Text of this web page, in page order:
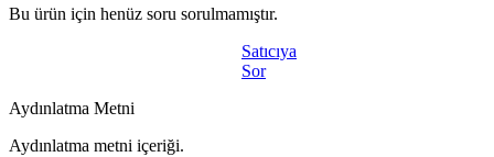
Bu ürün için henüz soru sorulmamıştır.
Satıcıya
Sor
Aydınlatma Metni
Aydınlatma metni içeriği.